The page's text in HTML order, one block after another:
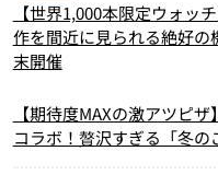
【世界1,000本限定ウォッ
作を間近に見られる絶好
末開催
【期待度MAXの激アツピ
コラボ！贅沢すぎる「冬